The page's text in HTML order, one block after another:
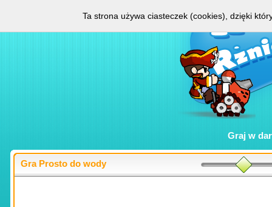
Graj w
Gra Prosto do wody
Ta strona używa ciasteczek (cookies), dzięki